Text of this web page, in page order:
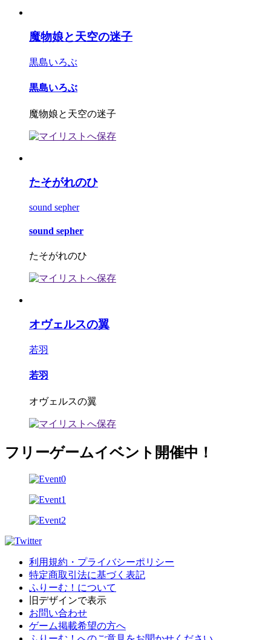
魔物娘と天空の迷子
黒島いろぶ
黒島いろぶ
魔物娘と天空の迷子
たそがれのひ
sound sepher
sound sepher
たそがれのひ
オヴェルスの翼
若羽
若羽
オヴェルスの翼
フリーゲームイベント開催中！
利用規約・プライバシーポリシー
特定商取引法に基づく表記
ふりーむ！について
旧デザインで表示
お問い合わせ
ゲーム掲載希望の方へ